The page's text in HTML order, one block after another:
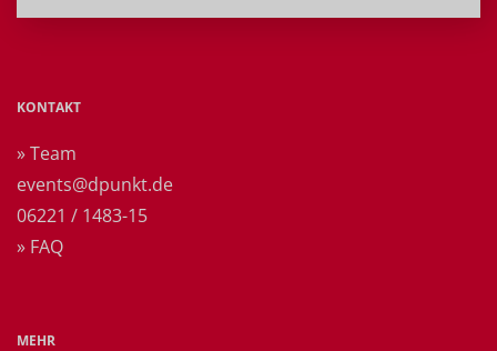
KONTAKT
» Team
events@dpunkt.de
06221 / 1483-15
» FAQ
MEHR